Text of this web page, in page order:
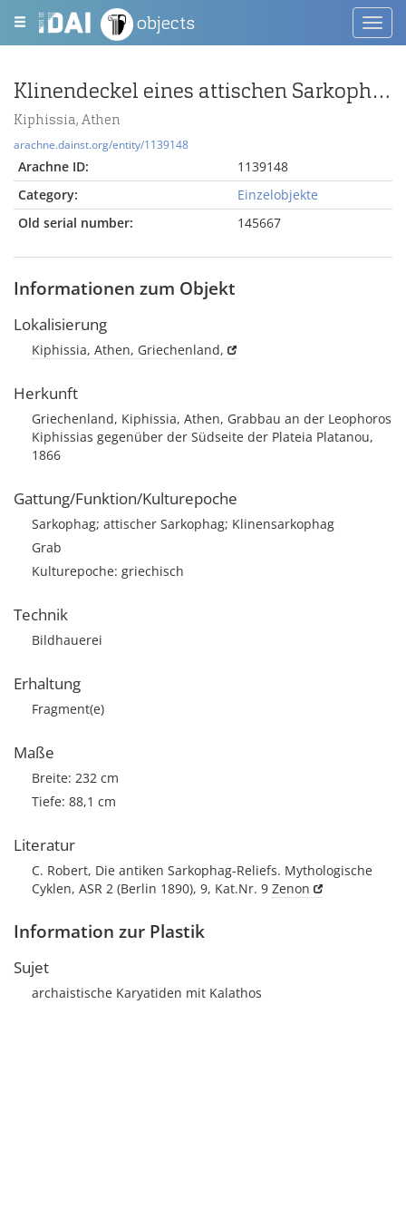
objects
Klinendeckel eines attischen Sarkophages
Kiphissia, Athen
arachne.dainst.org/entity/1139148
Arachne ID:
1139148
Category:
Einzelobjekte
Old serial number:
145667
Informationen zum Objekt
Lokalisierung
Kiphissia, Athen, Griechenland,
Herkunft
Griechenland, Kiphissia, Athen, Grabbau an der Leophoros
Kiphissias gegenüber der Südseite der Plateia Platanou,
1866
Gattung/Funktion/Kulturepoche
Sarkophag; attischer Sarkophag; Klinensarkophag
Grab
Kulturepoche: griechisch
Technik
Bildhauerei
Erhaltung
Fragment(e)
Maße
Breite: 232 cm
Tiefe: 88,1 cm
Literatur
C. Robert, Die antiken Sarkophag-Reliefs. Mythologische
Cyklen, ASR 2 (Berlin 1890), 9, Kat.Nr. 9 Zenon
Information zur Plastik
Sujet
archaistische Karyatiden mit Kalathos